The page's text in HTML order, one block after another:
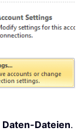
Daten-Dateien.